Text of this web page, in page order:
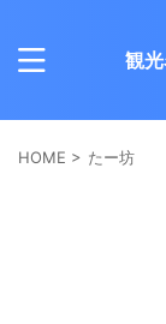
観
HOME > たー坊